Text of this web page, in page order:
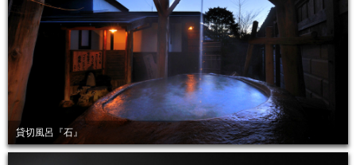
貸切風呂『石』